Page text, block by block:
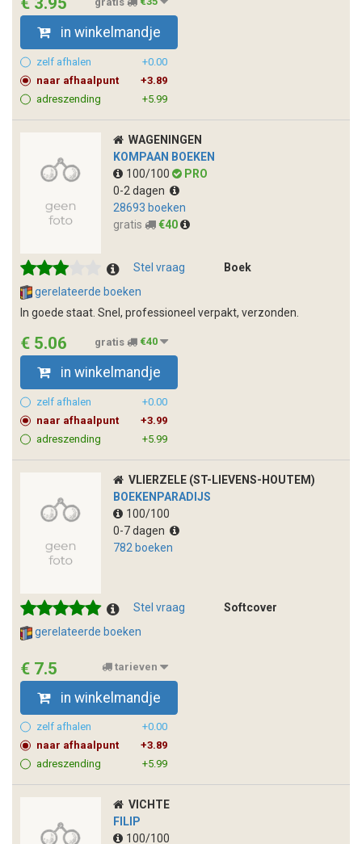
in winkelmandje
zelf afhalen
+0.00
naar afhaalpunt
+3.89
adreszending
+5.99
WAGENINGEN
KOMPAAN BOEKEN
100/100
PRO
0-2 dagen
28693 boeken
gratis
€40
Stel vraag
Boek
gerelateerde boeken
In goede staat. Snel, professioneel verpakt, verzonden.
€ 5.06 gratis €40
in winkelmandje
zelf afhalen
+0.00
naar afhaalpunt
+3.99
adreszending
+5.99
VLIERZELE (ST-LIEVENS-HOUTEM)
BOEKENPARADIJS
100/100
0-7 dagen
782 boeken
Stel vraag
Softcover
gerelateerde boeken
€ 7.5 tarieven
in winkelmandje
zelf afhalen
+0.00
naar afhaalpunt
+3.89
adreszending
+5.99
VICHTE
FILIP
100/100